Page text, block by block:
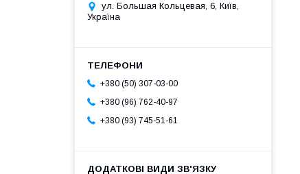
ул. Большая Кольцевая, 6, Київ,
Україна
+380 (50) 307-03-00
+380 (96) 762-40-97
+380 (93) 745-51-61